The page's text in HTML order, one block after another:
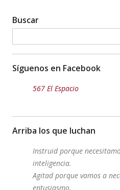
Buscar
Síguenos en Facebook
567 El Espacio
Arriba los que luchan
Instruid porque
inteligencia.
Agitad porque vamos a
entusiasmo.